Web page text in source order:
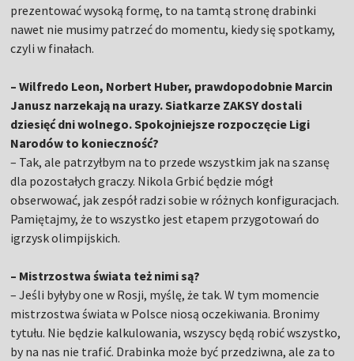
prezentować wysoką formę, to na tamtą stronę drabinki
nawet nie musimy patrzeć do momentu, kiedy się spotkamy,
czyli w finałach.
– Wilfredo Leon, Norbert Huber, prawdopodobnie Marcin
Janusz narzekają na urazy. Siatkarze ZAKSY dostali
dziesięć dni wolnego. Spokojniejsze rozpoczęcie Ligi
Narodów to konieczność?
– Tak, ale patrzyłbym na to przede wszystkim jak na szansę
dla pozostałych graczy. Nikola Grbić będzie mógł
obserwować, jak zespół radzi sobie w różnych konfiguracjach.
Pamiętajmy, że to wszystko jest etapem przygotowań do
igrzysk olimpijskich.
– Mistrzostwa świata też nimi są?
– Jeśli byłyby one w Rosji, myślę, że tak. W tym momencie
mistrzostwa świata w Polsce niosą oczekiwania. Bronimy
tytułu. Nie będzie kalkulowania, wszyscy będą robić wszystko,
by na nas nie trafić. Drabinka może być przedziwna, ale za to